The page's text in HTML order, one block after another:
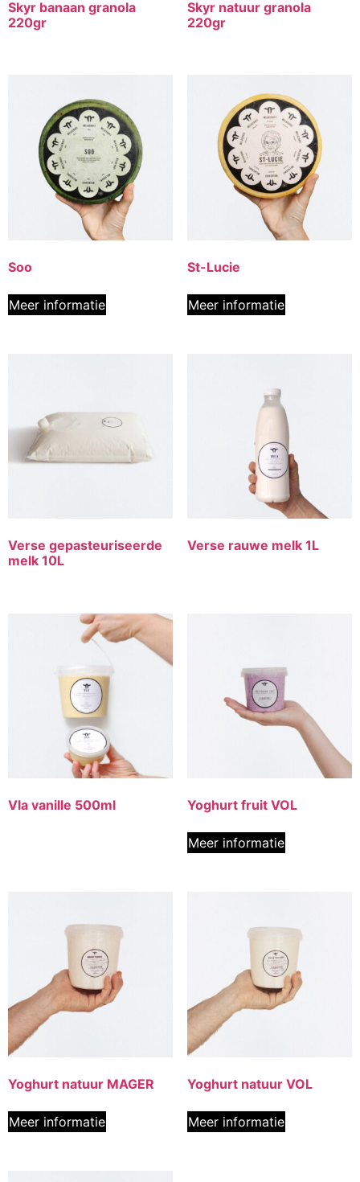
Skyr banaan granola
220gr
Skyr natuur granola
220gr
Soo
Meer informatie
St-Lucie
Meer informatie
Verse gepasteuriseerde
melk 10L
Verse rauwe melk 1L
Vla vanille 500ml Yoghurt fruit VOL
Meer informatie
Yoghurt natuur MAGER
Meer informatie
Yoghurt natuur VOL
Meer informatie